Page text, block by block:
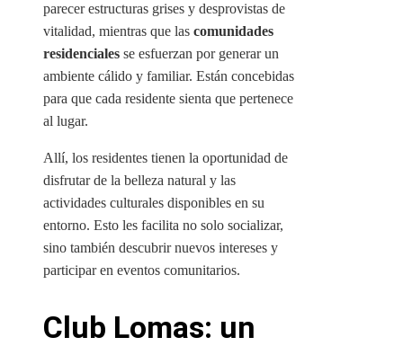
parecer estructuras grises y desprovistas de
vitalidad, mientras que las comunidades
residenciales se esfuerzan por generar un
ambiente cálido y familiar. Están concebidas
para que cada residente sienta que pertenece
al lugar.
Allí, los residentes tienen la oportunidad de
disfrutar de la belleza natural y las
actividades culturales disponibles en su
entorno. Esto les facilita no solo socializar,
sino también descubrir nuevos intereses y
participar en eventos comunitarios.
Club Lomas: un